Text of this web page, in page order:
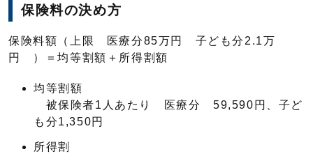
保険料の決め方
保険料額（上限 医療分85万円 子ども分2.1万
円 ）＝均等割額＋所得割額
均等割額
被保険者1人あたり 医療分 59,590円、子ど
も分1,350円
所得割